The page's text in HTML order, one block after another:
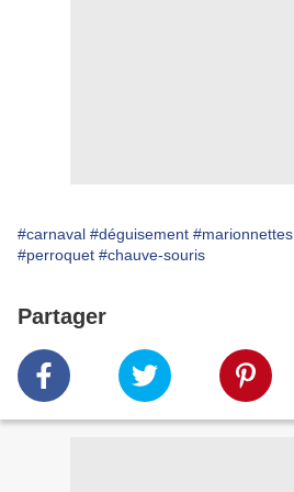
#carnaval #déguisement #marionnettes
#perroquet #chauve-souris
Partager